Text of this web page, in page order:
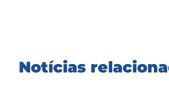
Notícias